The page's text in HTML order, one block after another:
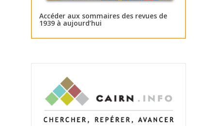
Accéder aux sommaires des revues de
1939 à aujourd’hui